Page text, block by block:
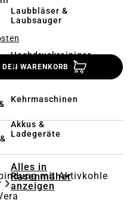
Laubbläser &
Laubsauger
Hochdruckreiniger
&
Terrassenreinigung
Kehrmaschinen
Akkus &
Ladegeräte
Alles in
Rasenmäher
anzeigen
DEN WARENKORB
mit Aktivkohle